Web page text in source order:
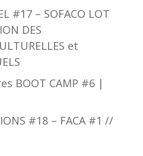
#17 – SOFACO LOT
DES
et
BOOT CAMP #6 |
#18 – FACA #1 //